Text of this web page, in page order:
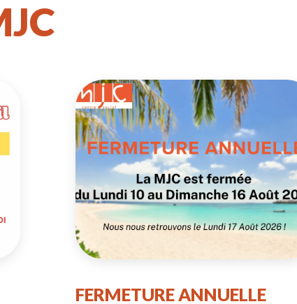
FERMETURE ANNUELLE